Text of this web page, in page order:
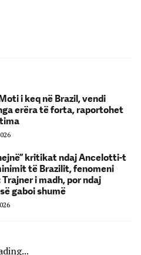
i keq në Brazil, vendi
erëra të forta, raportohet
kritikat ndaj Ancelotti-t
të Brazilit, fenomeni
Trajner i madh, por ndaj
gaboi shumë